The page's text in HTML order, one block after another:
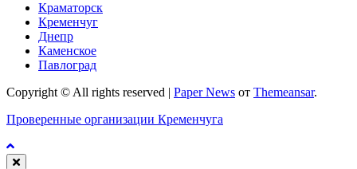
Краматорск
Кременчуг
Днепр
Каменское
Павлоград
Copyright © All rights reserved | Paper News от Themeansar.
Проверенные организации Кременчуга